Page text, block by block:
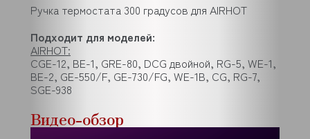
Ручка термостата 300 градусов для AIRHOT
Подходит для моделей:
AIRHOT:
CGE-12, BE-1, GRE-80, DCG двойной, RG-5, WE-1,
BE-2, GE-550/F, GE-730/FG, WE-1B, CG, RG-7,
SGE-938
Видео-обзор